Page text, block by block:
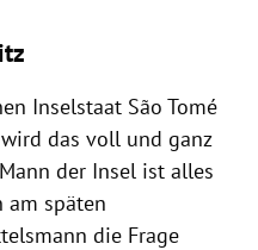
Inselstaat São Tomé
das voll und ganz
der Insel ist alles
am späten
die Frage